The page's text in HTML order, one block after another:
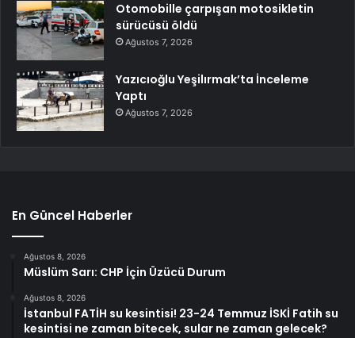
Otomobille çarpışan motosikletin
sürücüsü öldü
Ağustos 7, 2026
Yazıcıoğlu Yeşilırmak’ta İnceleme
Yaptı
Ağustos 7, 2026
En Güncel Haberler
Ağustos 8, 2026
Müslüm Sarı: CHP İçin Üzücü Durum
Ağustos 8, 2026
İstanbul FATİH su kesintisi! 23-24 Temmuz İSKİ Fatih su
kesintisi ne zaman bitecek, sular ne zaman gelecek?